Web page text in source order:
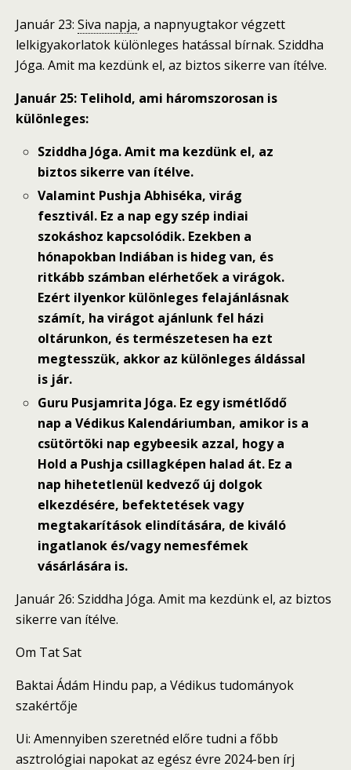
Január 23: Siva napja, a napnyugtakor végzett
lelkigyakorlatok különleges hatással bírnak. Sziddha
Jóga. Amit ma kezdünk el, az biztos sikerre van ítélve.
Január 25: Telihold, ami háromszorosan is
különleges:
Sziddha Jóga. Amit ma kezdünk el, az
biztos sikerre van ítélve.
Valamint Pushja Abhiséka, virág
fesztivál. Ez a nap egy szép indiai
szokáshoz kapcsolódik. Ezekben a
hónapokban Indiában is hideg van, és
ritkább számban elérhetőek a virágok.
Ezért ilyenkor különleges felajánlásnak
számít, ha virágot ajánlunk fel házi
oltárunkon, és természetesen ha ezt
megtesszük, akkor az különleges áldással
is jár.
Guru Pusjamrita Jóga. Ez egy ismétlődő
nap a Védikus Kalendáriumban, amikor is a
csütörtöki nap egybeesik azzal, hogy a
Hold a Pushja csillagképen halad át. Ez a
nap hihetetlenül kedvező új dolgok
elkezdésére, befektetések vagy
megtakarítások elindítására, de kiváló
ingatlanok és/vagy nemesfémek
vásárlására is.
Január 26: Sziddha Jóga. Amit ma kezdünk el, az biztos
sikerre van ítélve.
Om Tat Sat
Baktai Ádám Hindu pap, a Védikus tudományok
szakértője
Ui: Amennyiben szeretnéd előre tudni a főbb
asztrológiai napokat az egész évre 2024-ben írj